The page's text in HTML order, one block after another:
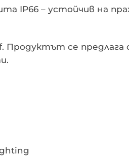
IP66 – устойчив на
Продуктът се